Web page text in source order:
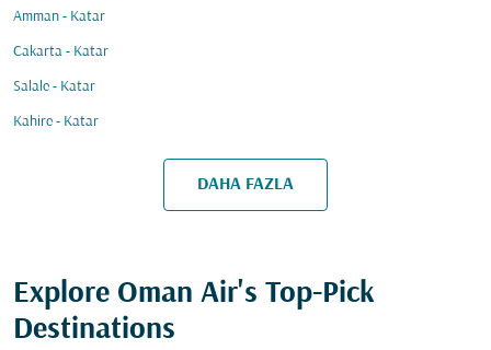
Amman - Katar
Cakarta - Katar
Salale - Katar
Kahire - Katar
DAHA FAZLA
Explore Oman Air's Top-Pick
Destinations